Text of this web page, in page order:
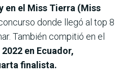
en el Miss Tierra (Miss
donde llegó al top 8
También compitió en el
en Ecuador,
finalista.